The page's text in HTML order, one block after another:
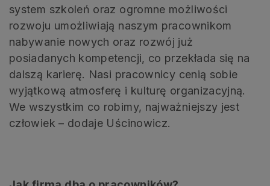
system szkoleń oraz ogromne możliwości
rozwoju umożliwiają naszym pracownikom
nabywanie nowych oraz rozwój już
posiadanych kompetencji, co przekłada się na
dalszą karierę. Nasi pracownicy cenią sobie
wyjątkową atmosferę i kulturę organizacyjną.
We wszystkim co robimy, najważniejszy jest
człowiek – dodaje Uścinowicz.